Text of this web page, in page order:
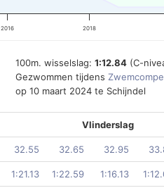
2016 2018
100m. wisselslag: 1:12.84 (C-
Gezwommen tijdens
op 10 maart 2024 te Schijndel
Vlinderslag
32.55 32.65 32.95
1:21.13 1:22.59 1:16.13